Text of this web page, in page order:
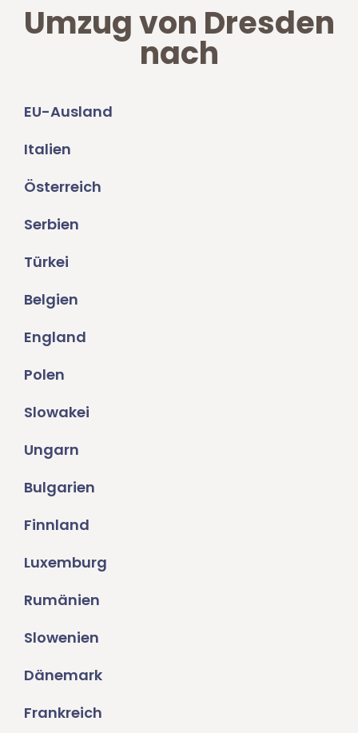
Umzug von Dresden
nach
EU-Ausland
Italien
Österreich
Serbien
Türkei
Belgien
England
Polen
Slowakei
Ungarn
Bulgarien
Finnland
Luxemburg
Rumänien
Slowenien
Dänemark
Frankreich